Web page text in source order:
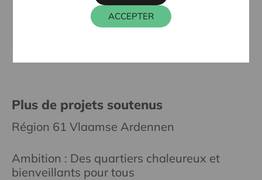
WIM INGELS
016 27 96 46
Plus de projets soutenus
Région 61 Vlaamse Ardennen
Ambition : Des quartiers chaleureux et
bienveillants pour tous
ACCEPTER